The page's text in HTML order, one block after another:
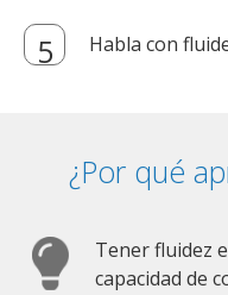
Habla con
¿Por qué
Tener fluidez
capacidad de